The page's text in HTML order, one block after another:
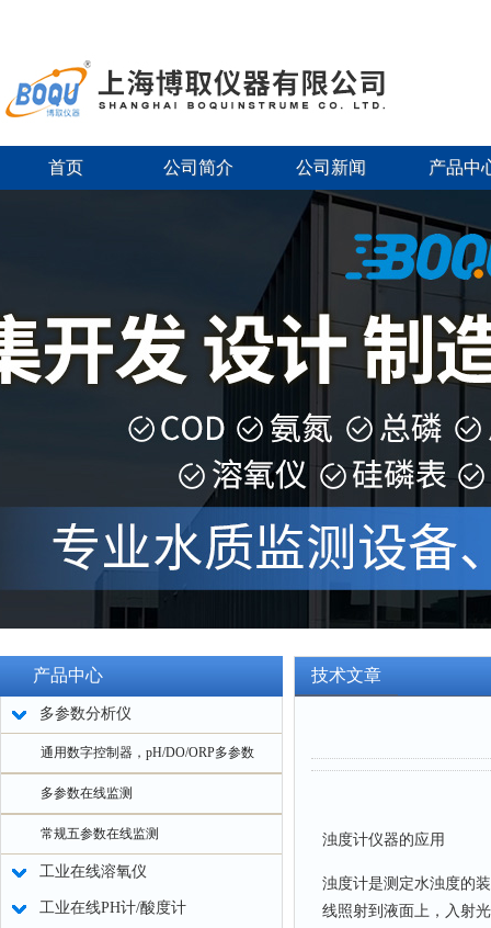
首页 公司简介 公司新闻 产品中
产品中心
多参数分析仪
通用数字控制器，pH/DO/ORP多参数
多参数在线监测
常规五参数在线监测
工业在线溶氧仪
工业在线PH计/酸度计
技术文章
浊度计仪器的应用
浊度计是测定水浊度的
线照射到液面上，入射